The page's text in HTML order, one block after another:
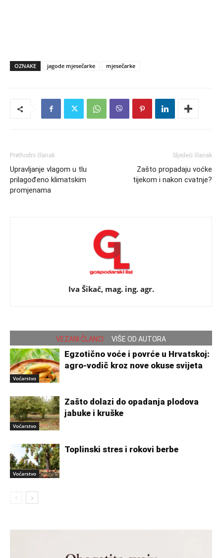
OZNAKE jagode mjesečarke mjesečarke
Prethodni članak
Upravljanje vlagom u tlu
prilagođeno klimatskim
promjenama
Sljedeći članak
Zašto propadaju voćke
tijekom i nakon cvatnje?
Iva Šikač, mag. ing. agr.
VEZANI ČLANCI VIŠE OD AUTORA
Voćarstvo
Egzotično voće i povrće u Hrvatskoj:
agro-vodič kroz nove okuse svijeta
Voćarstvo
Zašto dolazi do opadanja plodova
jabuke i kruške
Voćarstvo
Toplinski stres i rokovi berbe